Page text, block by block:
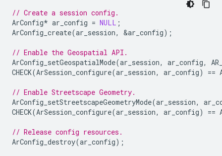
// Create a session config.
ArConfig* ar_config = NULL ;
ArConfig_create(ar_session, &ar_config);
// Enable the Geospatial API.
ArConfig_setGeospatialMode(ar_session, ar_config,
CHECK(ArSession_configure(ar_session, ar_config) ==
// Enable Streetscape Geometry.
ArConfig_setStreetscapeGeometryMode(ar_session,
CHECK(ArSession_configure(ar_session, ar_config) ==
// Release config resources.
ArConfig_destroy(ar_config);